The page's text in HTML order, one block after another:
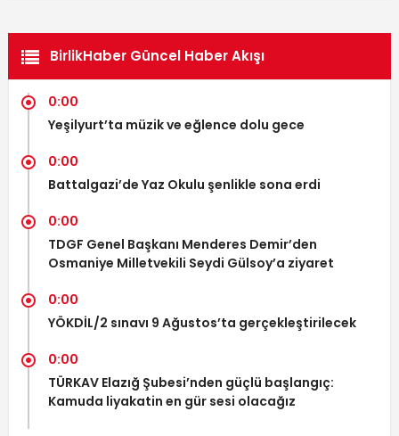
BirlikHaber Güncel Haber Akışı
0:00
Yeşilyurt’ta müzik ve eğlence dolu gece
0:00
Battalgazi’de Yaz Okulu şenlikle sona erdi
0:00
TDGF Genel Başkanı Menderes Demir’den
Osmaniye Milletvekili Seydi Gülsoy’a ziyaret
0:00
YÖKDİL/2 sınavı 9 Ağustos’ta gerçekleştirilecek
0:00
TÜRKAV Elazığ Şubesi’nden güçlü başlangıç:
Kamuda liyakatin en gür sesi olacağız